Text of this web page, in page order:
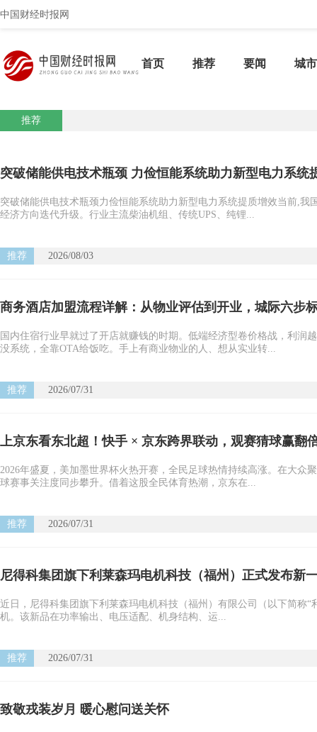
中国财经时报网
首页 推荐 要闻 城市
推荐
突破储能供电技术瓶颈 力俭恒能系统助力新型电力系统
突破储能供电技术瓶颈力俭恒能系统助力新型电力系统提质增效当前,
经济方向迭代升级。行业主流柴油机组、传统UPS、纯锂...
推荐 2026/08/03
商务酒店加盟流程详解：从物业评估到开业，城际六步
国内住宿行业早就过了开店就赚钱的时期。低端经济型卷价格战，利润
没系统，全靠OTA给饭吃。手上有商业物业的人、想从实业转...
推荐 2026/07/31
上京东看东北超！快手 × 京东跨界联动，观赛猜球赢翻
2026年盛夏，美加墨世界杯火热开赛，全民足球热情持续高涨。在大众
球赛事关注度同步攀升。借着这股全民体育热潮，京东在...
推荐 2026/07/31
尼得科集团旗下利莱森玛电机科技（福州）正式发布新
近日，尼得科集团旗下利莱森玛电机科技（福州）有限公司（以下简称
机。该新品在功率输出、电压适配、机身结构、运...
推荐 2026/07/31
致敬戎装岁月 暖心慰问送关怀